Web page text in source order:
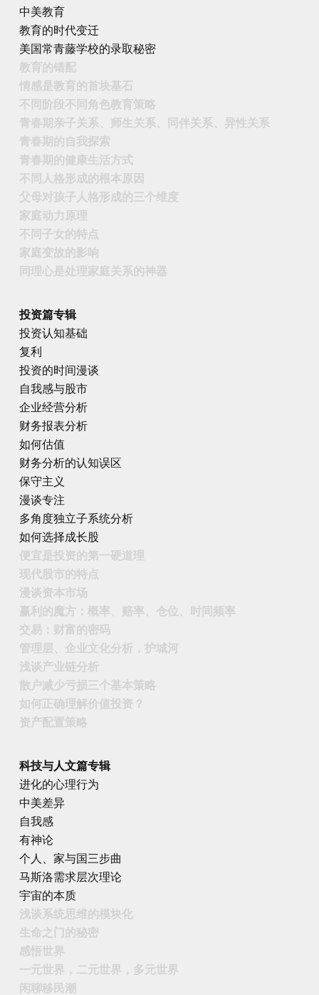
中美教育
教育的时代变迁
美国常青藤学校的录取秘密
教育的错配
情感是教育的首块基石
不同阶段不同角色教育策略
青春期亲子关系、师生关系、同伴关系、异性关系
青春期的自我探索
青春期的健康生活方式
不同人格形成的根本原因
父母对孩子人格形成的三个维度
家庭动力原理
不同子女的特点
家庭变故的影响
同理心是处理家庭关系的神器
投资篇专辑
投资认知基础
复利
投资的时间漫谈
自我感与股市
企业经营分析
财务报表分析
如何估值
财务分析的认知误区
保守主义
漫谈专注
多角度独立子系统分析
如何选择成长股
便宜是投资的第一硬道理
现代股市的特点
漫谈资本市场
赢利的魔方：概率、赔率、仓位、时间频率
交易：财富的密码
管理层、企业文化分析，护城河
浅谈产业链分析
散户减少亏损三个基本策略
如何正确理解价值投资？
资产配置策略
科技与人文篇专辑
进化的心理行为
中美差异
自我感
有神论
个人、家与国三步曲
马斯洛需求层次理论
宇宙的本质
浅谈系统思维的模块化
生命之门的秘密
感悟世界
一元世界，二元世界，多元世界
闲聊移民潮